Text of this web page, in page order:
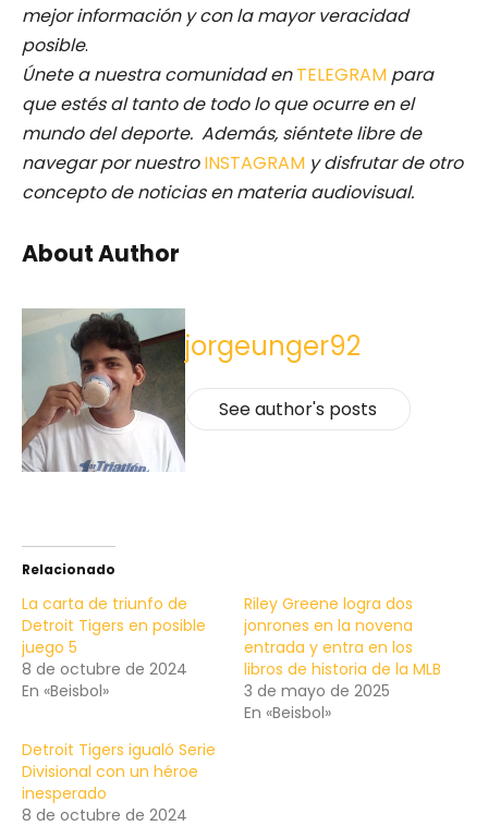
mejor información y con la mayor veracidad
posible.
Únete a nuestra comunidad enTELEGRAM para
que estés al tanto de todo lo que ocurre en el
mundo del deporte. Además, siéntete libre de
navegar por nuestro INSTAGRAM y disfrutar de otro
concepto de noticias en materia audiovisual.
About Author
jorgeunger92
See author's posts
Relacionado
La carta de triunfo de
Detroit Tigers en posible
juego 5
8 de octubre de 2024
En «Beisbol»
Riley Greene logra dos
jonrones en la novena
entrada y entra en los
libros de historia de la MLB
3 de mayo de 2025
En «Beisbol»
Detroit Tigers igualó Serie
Divisional con un héroe
inesperado
8 de octubre de 2024